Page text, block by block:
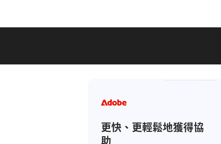
更快、更輕鬆地獲得協
助